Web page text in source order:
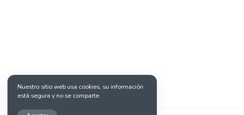
Nuestro sitio web usa cookies, su información
está segura y no se comparte.